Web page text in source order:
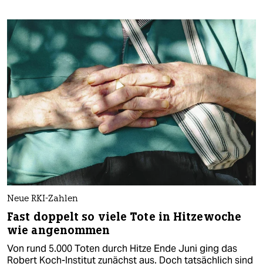
Neue RKI-Zahlen
Fast doppelt so viele Tote in Hitzewoche
wie angenommen
Von rund 5.000 Toten durch Hitze Ende Juni ging das
Robert Koch-Institut zunächst aus. Doch tatsächlich sind